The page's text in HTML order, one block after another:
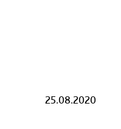
25.08.2020